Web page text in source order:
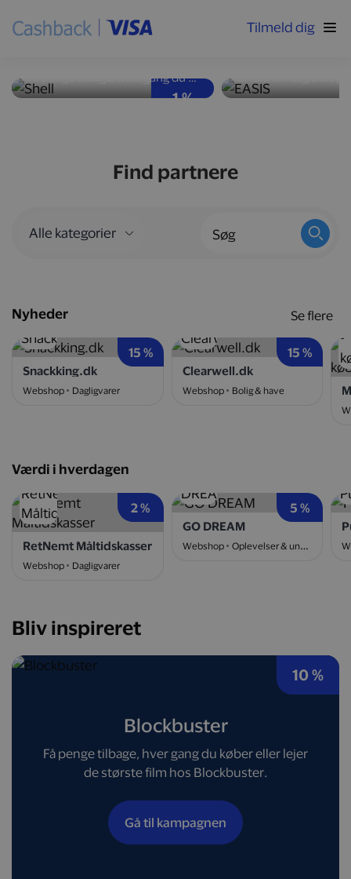
Tilmeld dig
1 %
Høj ydeevne og god
Få penge tilbage, hver gang du tanker bilen op hos Shell-stationer landet over.
Nyd velsmag
Find partnere
Nyheder
15 %
Snackking.dk
Webshop Dagligvarer
15 %
Clearwell.dk
Webshop
Bolig & have
Se flere
Værdi i hverdagen
2 %
RetNemt Måltidskasser
Webshop Dagligvarer
5 %
GO DREAM
Webshop Oplevelser & underholdning
Bliv inspireret
10 %
Blockbuster
Få penge tilbage, hver gang du køber eller lejer
de største film hos Blockbuster.
Gå til kampagnen